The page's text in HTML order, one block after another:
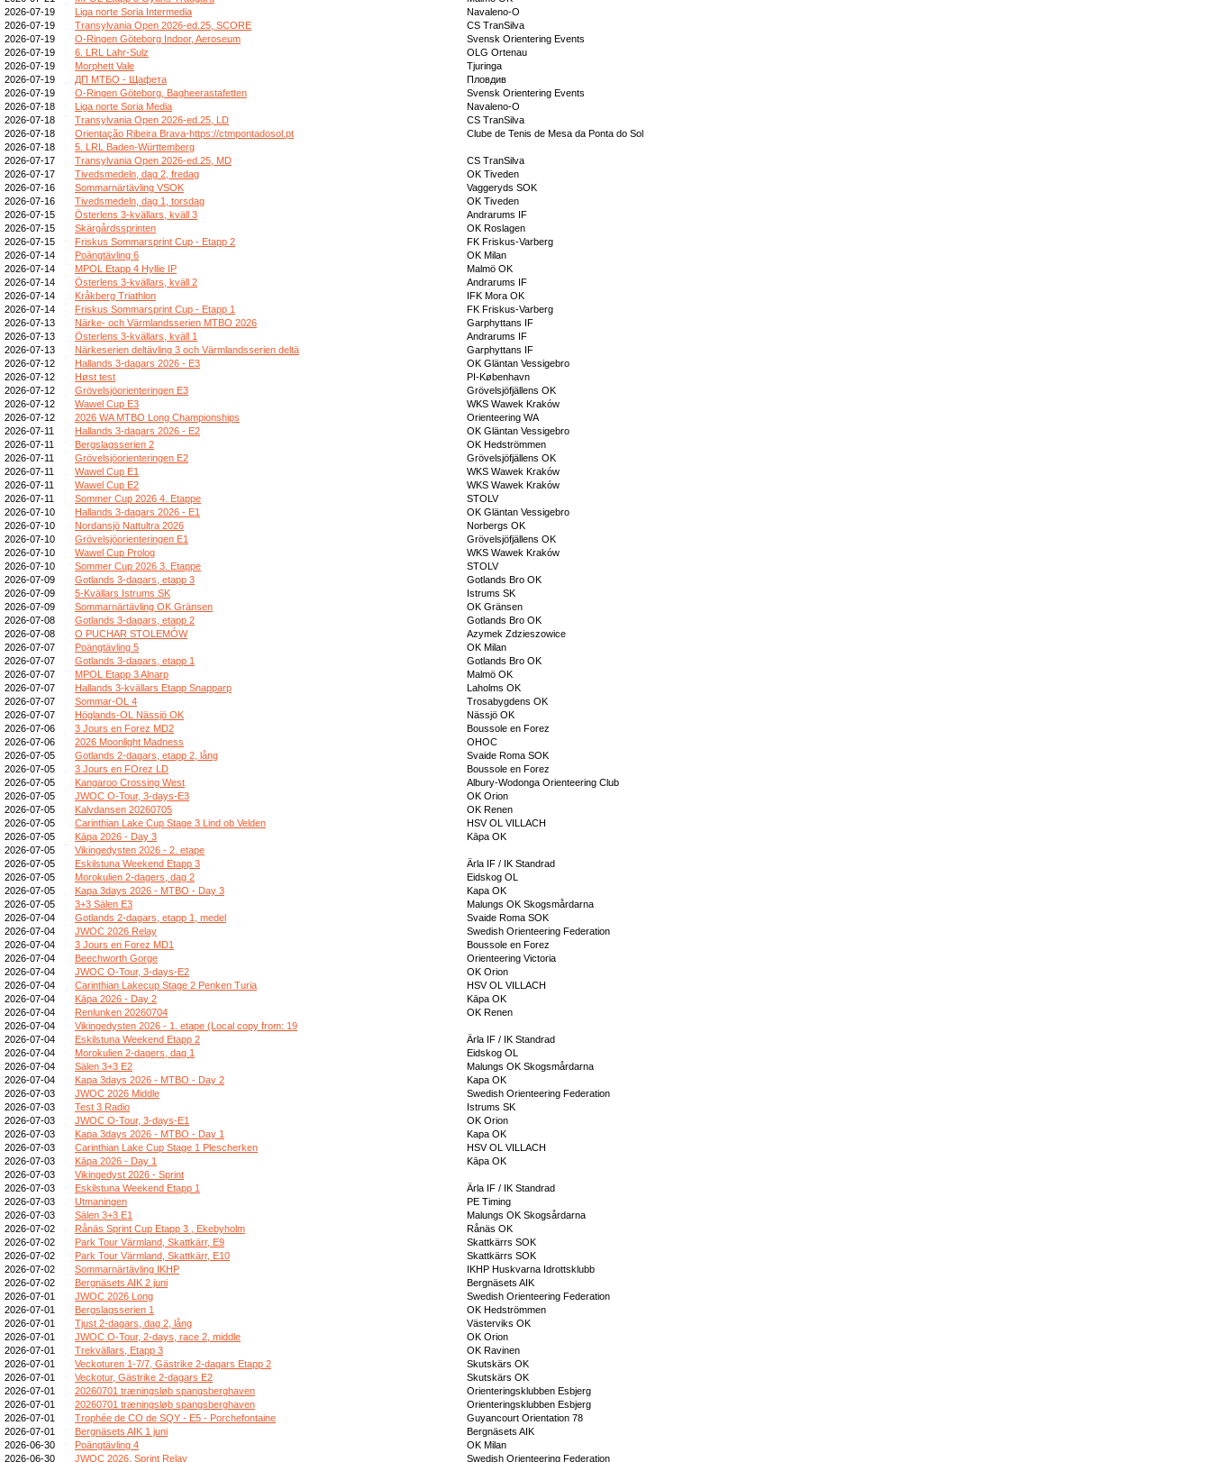
2026-07-19
Liga norte Soria Intermedia
Navaleno-O
2026-07-19
Transylvania Open 2026-ed.25, SCORE
CS TranSilva
2026-07-19
O-Ringen Göteborg Indoor, Aeroseum
Svensk Orientering Events
2026-07-19
6. LRL Lahr-Sulz
OLG Ortenau
2026-07-19
Morphett Vale
Tjuringa
2026-07-19
ДП МТБО - Щафета
Пловдив
2026-07-19
O-Ringen Göteborg, Bagheerastafetten
Svensk Orientering Events
2026-07-18
Liga norte Soria Media
Navaleno-O
2026-07-18
Transylvania Open 2026-ed.25, LD
CS TranSilva
2026-07-18
Orientação Ribeira Brava-https://ctmpontadosol.pt
Clube de Tenis de Mesa da Ponta do Sol
2026-07-18
5. LRL Baden-Württemberg
2026-07-17
Transylvania Open 2026-ed.25, MD
CS TranSilva
2026-07-17
Tivedsmedeln, dag 2, fredag
OK Tiveden
2026-07-16
Sommarnärtävling VSOK
Vaggeryds SOK
2026-07-16
Tivedsmedeln, dag 1, torsdag
OK Tiveden
2026-07-15
Österlens 3-kvällars, kväll 3
Andrarums IF
2026-07-15
Skärgårdssprinten
OK Roslagen
2026-07-15
Friskus Sommarsprint Cup - Etapp 2
FK Friskus-Varberg
2026-07-14
Poängtävling 6
OK Milan
2026-07-14
MPOL Etapp 4 Hyllie IP
Malmö OK
2026-07-14
Österlens 3-kvällars, kväll 2
Andrarums IF
2026-07-14
Kråkberg Triathlon
IFK Mora OK
2026-07-14
Friskus Sommarsprint Cup - Etapp 1
FK Friskus-Varberg
2026-07-13
Närke- och Värmlandsserien MTBO 2026
Garphyttans IF
2026-07-13
Österlens 3-kvällars, kväll 1
Andrarums IF
2026-07-13
Närkeserien deltävling 3 och Värmlandsserien deltä
Garphyttans IF
2026-07-12
Hallands 3-dagars 2026 - E3
OK Gläntan Vessigebro
2026-07-12
Høst test
PI-København
2026-07-12
Grövelsjöorienteringen E3
Grövelsjöfjällens OK
2026-07-12
Wawel Cup E3
WKS Wawek Kraków
2026-07-12
2026 WA MTBO Long Championships
Orienteering WA
2026-07-11
Hallands 3-dagars 2026 - E2
OK Gläntan Vessigebro
2026-07-11
Bergslagsserien 2
OK Hedströmmen
2026-07-11
Grövelsjöorienteringen E2
Grövelsjöfjällens OK
2026-07-11
Wawel Cup E1
WKS Wawek Kraków
2026-07-11
Wawel Cup E2
WKS Wawek Kraków
2026-07-11
Sommer Cup 2026 4. Etappe
STOLV
2026-07-10
Hallands 3-dagars 2026 - E1
OK Gläntan Vessigebro
2026-07-10
Nordansjö Nattultra 2026
Norbergs OK
2026-07-10
Grövelsjöorienteringen E1
Grövelsjöfjällens OK
2026-07-10
Wawel Cup Prolog
WKS Wawek Kraków
2026-07-10
Sommer Cup 2026 3. Etappe
STOLV
2026-07-09
Gotlands 3-dagars, etapp 3
Gotlands Bro OK
2026-07-09
5-Kvällars Istrums SK
Istrums SK
2026-07-09
Sommarnärtävling OK Gränsen
OK Gränsen
2026-07-08
Gotlands 3-dagars, etapp 2
Gotlands Bro OK
2026-07-08
O PUCHAR STOLEMÓW
Azymek Zdzieszowice
2026-07-07
Poängtävling 5
OK Milan
2026-07-07
Gotlands 3-dagars, etapp 1
Gotlands Bro OK
2026-07-07
MPOL Etapp 3 Alnarp
Malmö OK
2026-07-07
Hallands 3-kvällars Etapp Snapparp
Laholms OK
2026-07-07
Sommar-OL 4
Trosabygdens OK
2026-07-07
Höglands-OL Nässjö OK
Nässjö OK
2026-07-06
3 Jours en Forez MD2
Boussole en Forez
2026-07-06
2026 Moonlight Madness
OHOC
2026-07-05
Gotlands 2-dagars, etapp 2, lång
Svaide Roma SOK
2026-07-05
3 Jours en FOrez LD
Boussole en Forez
2026-07-05
Kangaroo Crossing West
Albury-Wodonga Orienteering Club
2026-07-05
JWOC O-Tour, 3-days-E3
OK Orion
2026-07-05
Kalvdansen 20260705
OK Renen
2026-07-05
Carinthian Lake Cup Stage 3 Lind ob Velden
HSV OL VILLACH
2026-07-05
Kāpa 2026 - Day 3
Kāpa OK
2026-07-05
Vikingedysten 2026 - 2. etape
2026-07-05
Eskilstuna Weekend Etapp 3
Ärla IF / IK Standrad
2026-07-05
Morokulien 2-dagers, dag 2
Eidskog OL
2026-07-05
Kapa 3days 2026 - MTBO - Day 3
Kapa OK
2026-07-05
3+3 Sälen E3
Malungs OK Skogsmårdarna
2026-07-04
Gotlands 2-dagars, etapp 1, medel
Svaide Roma SOK
2026-07-04
JWOC 2026 Relay
Swedish Orienteering Federation
2026-07-04
3 Jours en Forez MD1
Boussole en Forez
2026-07-04
Beechworth Gorge
Orienteering Victoria
2026-07-04
JWOC O-Tour, 3-days-E2
OK Orion
2026-07-04
Carinthian Lakecup Stage 2 Penken Turia
HSV OL VILLACH
2026-07-04
Kāpa 2026 - Day 2
Kāpa OK
2026-07-04
Renlunken 20260704
OK Renen
2026-07-04
Vikingedysten 2026 - 1. etape (Local copy from: 19
2026-07-04
Eskilstuna Weekend Etapp 2
Ärla IF / IK Standrad
2026-07-04
Morokulien 2-dagers, dag 1
Eidskog OL
2026-07-04
Sälen 3+3 E2
Malungs OK Skogsmårdarna
2026-07-04
Kapa 3days 2026 - MTBO - Day 2
Kapa OK
2026-07-03
JWOC 2026 Middle
Swedish Orienteering Federation
2026-07-03
Test 3 Radio
Istrums SK
2026-07-03
JWOC O-Tour, 3-days-E1
OK Orion
2026-07-03
Kapa 3days 2026 - MTBO - Day 1
Kapa OK
2026-07-03
Carinthian Lake Cup Stage 1 Plescherken
HSV OL VILLACH
2026-07-03
Kāpa 2026 - Day 1
Kāpa OK
2026-07-03
Vikingedyst 2026 - Sprint
2026-07-03
Eskilstuna Weekend Etapp 1
Ärla IF / IK Standrad
2026-07-03
Utmaningen
PE Timing
2026-07-03
Sälen 3+3 E1
Malungs OK Skogsårdarna
2026-07-02
Rånäs Sprint Cup Etapp 3 , Ekebyholm
Rånäs OK
2026-07-02
Park Tour Värmland, Skattkärr, E9
Skattkärrs SOK
2026-07-02
Park Tour Värmland, Skattkärr, E10
Skattkärrs SOK
2026-07-02
Sommarnärtävling IKHP
IKHP Huskvarna Idrottsklubb
2026-07-02
Bergnäsets AIK 2 juni
Bergnäsets AIK
2026-07-01
JWOC 2026 Long
Swedish Orienteering Federation
2026-07-01
Bergslagsserien 1
OK Hedströmmen
2026-07-01
Tjust 2-dagars, dag 2, lång
Västerviks OK
2026-07-01
JWOC O-Tour, 2-days, race 2, middle
OK Orion
2026-07-01
Trekvällars, Etapp 3
OK Ravinen
2026-07-01
Veckoturen 1-7/7, Gästrike 2-dagars Etapp 2
Skutskärs OK
2026-07-01
Veckotur, Gästrike 2-dagars E2
Skutskärs OK
2026-07-01
20260701 træningsløb spangsberghaven
Orienteringsklubben Esbjerg
2026-07-01
20260701 træningsløb spangsberghaven
Orienteringsklubben Esbjerg
2026-07-01
Trophée de CO de SQY - E5 - Porchefontaine
Guyancourt Orientation 78
2026-07-01
Bergnäsets AIK 1 juni
Bergnäsets AIK
2026-06-30
Poängtävling 4
OK Milan
2026-06-30
JWOC 2026, Sprint Relay Swedish Orienteering Federation